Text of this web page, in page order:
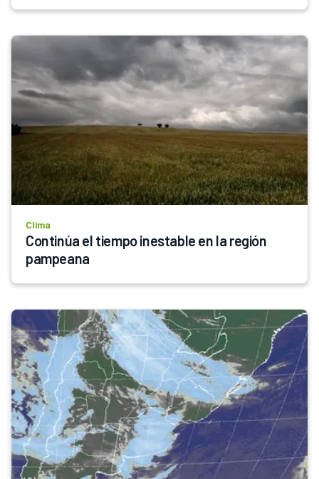
Clima
Continúa el tiempo inestable en la región
pampeana